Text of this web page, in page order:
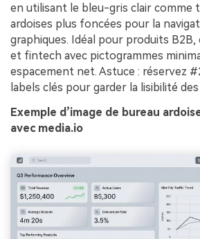
en utilisant le bleu-gris clair comme
ardoises plus foncées pour la
graphiques. Idéal pour produits B2B,
et fintech avec pictogrammes
espacement net. Astuce : réservez
labels clés pour garder la lisibilité
Exemple d’image de bureau
avec media.io